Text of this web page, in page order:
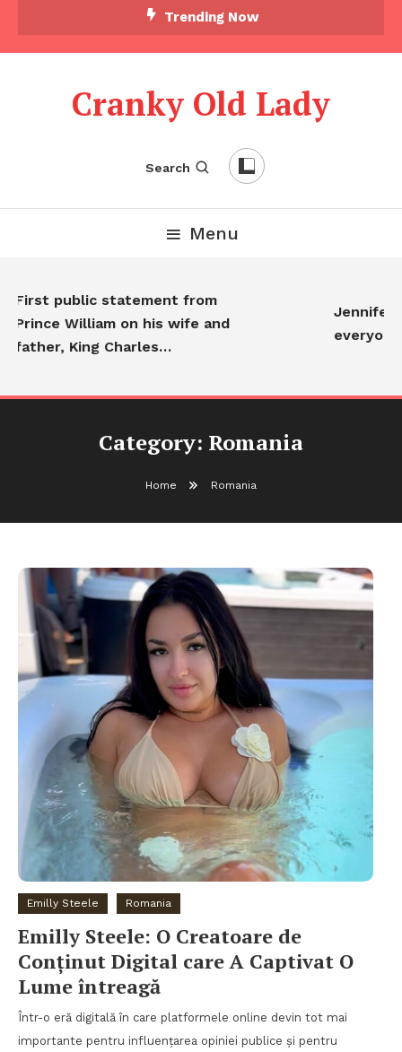
Trending Now
Cranky Old Lady
Search
Menu
public statement from
William on his wife and
King Charles…
Jennifer
everyone…
Category: Romania
Home Romania
Emilly Steele Romania
Emilly Steele: O Creatoare de
Conținut Digital care A Captivat O
Lume întreagă
Într-o eră digitală în care platformele online devin tot mai
importante pentru influențarea opiniei publice și pentru